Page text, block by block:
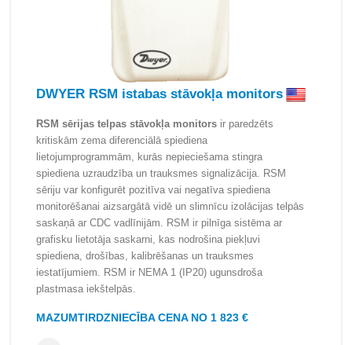
DWYER RSM istabas stāvokļa monitors
RSM sērijas telpas stāvokļa monitors ir paredzēts
kritiskām zema diferenciālā spiediena
lietojumprogrammām, kurās nepieciešama stingra
spiediena uzraudzība un trauksmes signalizācija. RSM
sēriju var konfigurēt pozitīva vai negatīva spiediena
monitorēšanai aizsargātā vidē un slimnīcu izolācijas telpās
saskaņā ar CDC vadlīnijām. RSM ir pilnīga sistēma ar
grafisku lietotāja saskarni, kas nodrošina piekļuvi
spiediena, drošības, kalibrēšanas un trauksmes
iestatījumiem. RSM ir NEMA 1 (IP20) ugunsdroša
plastmasa iekštelpās.
MAZUMTIRDZNIECĪBA CENA NO 1 823 €